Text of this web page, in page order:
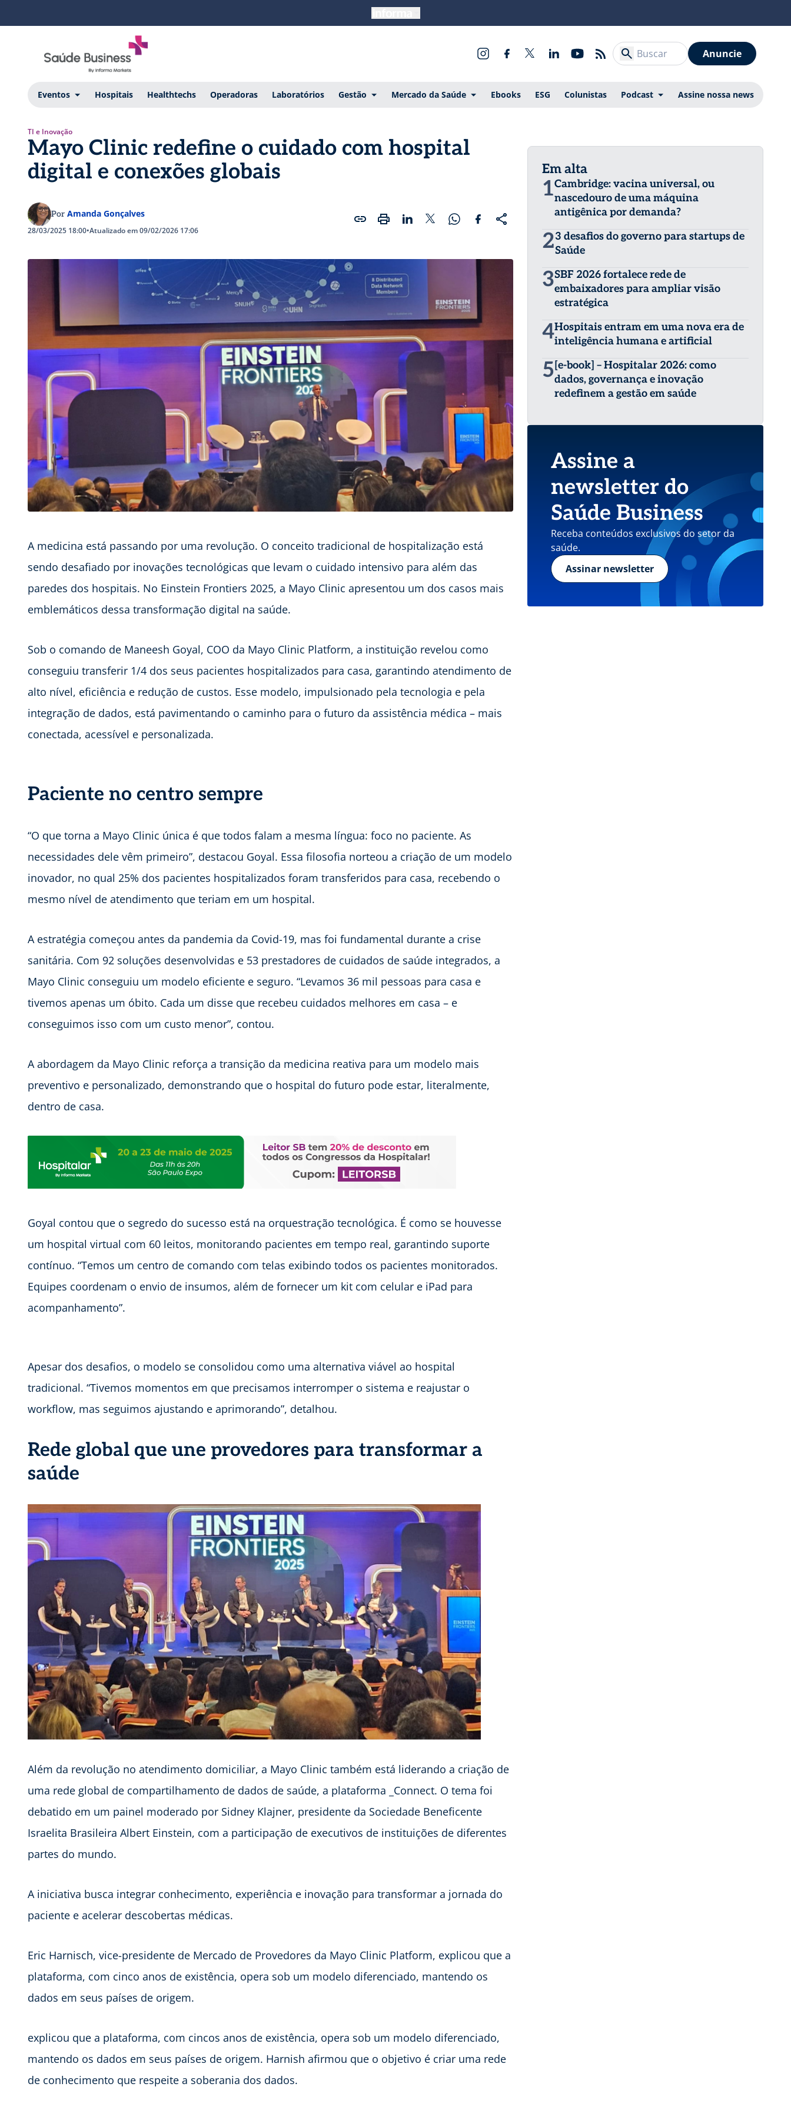
Anuncie
Eventos Hospitais Healthtechs Operadoras Laboratórios Gestão Mercado da Saúde Ebooks ESG Colunistas Podcast Assine nossa news
TI e Inovação
Mayo Clinic redefine o cuidado com hospital
digital e conexões globais
Por Amanda Gonçalves
28/03/2025 18:00•Atualizado em 09/02/2026 17:06
A medicina está passando por uma revolução. O conceito tradicional de hospitalização está
sendo desafiado por inovações tecnológicas que levam o cuidado intensivo para além das
paredes dos hospitais. No Einstein Frontiers 2025, a Mayo Clinic apresentou um dos casos mais
emblemáticos dessa transformação digital na saúde.
Sob o comando de Maneesh Goyal, COO da Mayo Clinic Platform, a instituição revelou como
conseguiu transferir 1/4 dos seus pacientes hospitalizados para casa, garantindo atendimento de
alto nível, eficiência e redução de custos. Esse modelo, impulsionado pela tecnologia e pela
integração de dados, está pavimentando o caminho para o futuro da assistência médica – mais
conectada, acessível e personalizada.
Paciente no centro sempre
“O que torna a Mayo Clinic única é que todos falam a mesma língua: foco no paciente. As
necessidades dele vêm primeiro”, destacou Goyal. Essa filosofia norteou a criação de um modelo
inovador, no qual 25% dos pacientes hospitalizados foram transferidos para casa, recebendo o
mesmo nível de atendimento que teriam em um hospital.
A estratégia começou antes da pandemia da Covid-19, mas foi fundamental durante a crise
sanitária. Com 92 soluções desenvolvidas e 53 prestadores de cuidados de saúde integrados, a
Mayo Clinic conseguiu um modelo eficiente e seguro. “Levamos 36 mil pessoas para casa e
tivemos apenas um óbito. Cada um disse que recebeu cuidados melhores em casa – e
conseguimos isso com um custo menor”, contou.
A abordagem da Mayo Clinic reforça a transição da medicina reativa para um modelo mais
preventivo e personalizado, demonstrando que o hospital do futuro pode estar, literalmente,
dentro de casa.
Goyal contou que o segredo do sucesso está na orquestração tecnológica. É como se houvesse
um hospital virtual com 60 leitos, monitorando pacientes em tempo real, garantindo suporte
contínuo. “Temos um centro de comando com telas exibindo todos os pacientes monitorados.
Equipes coordenam o envio de insumos, além de fornecer um kit com celular e iPad para
acompanhamento”.
Apesar dos desafios, o modelo se consolidou como uma alternativa viável ao hospital
tradicional. “Tivemos momentos em que precisamos interromper o sistema e reajustar o
workflow, mas seguimos ajustando e aprimorando”, detalhou.
Rede global que une provedores para transformar a
saúde
Além da revolução no atendimento domiciliar, a Mayo Clinic também está liderando a criação de
uma rede global de compartilhamento de dados de saúde, a plataforma _Connect. O tema foi
debatido em um painel moderado por Sidney Klajner, presidente da Sociedade Beneficente
Israelita Brasileira Albert Einstein, com a participação de executivos de instituições de diferentes
partes do mundo.
A iniciativa busca integrar conhecimento, experiência e inovação para transformar a jornada do
paciente e acelerar descobertas médicas.
Eric Harnisch, vice-presidente de Mercado de Provedores da Mayo Clinic Platform, explicou que a
plataforma, com cinco anos de existência, opera sob um modelo diferenciado, mantendo os
dados em seus países de origem.
explicou que a plataforma, com cincos anos de existência, opera sob um modelo diferenciado,
mantendo os dados em seus países de origem. Harnish afirmou que o objetivo é criar uma rede
de conhecimento que respeite a soberania dos dados.
Em alta
1Cambridge: vacina universal, ou
nascedouro de uma máquina
antigênica por demanda?
23 desafios do governo para startups de
Saúde
3SBF 2026 fortalece rede de
embaixadores para ampliar visão
estratégica
4Hospitais entram em uma nova era de
inteligência humana e artificial
5 [e-book] – Hospitalar 2026: como
dados, governança e inovação
redefinem a gestão em saúde
Assine a
newsletter do
Saúde Business
Receba conteúdos exclusivos do setor da
saúde.
Assinar newsletter